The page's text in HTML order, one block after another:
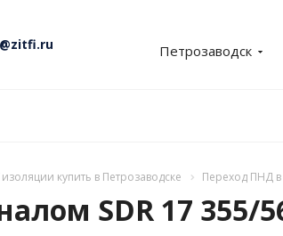
Петрозаводск
купить в Петрозаводске Переход ПНД в
SDR 17 355/